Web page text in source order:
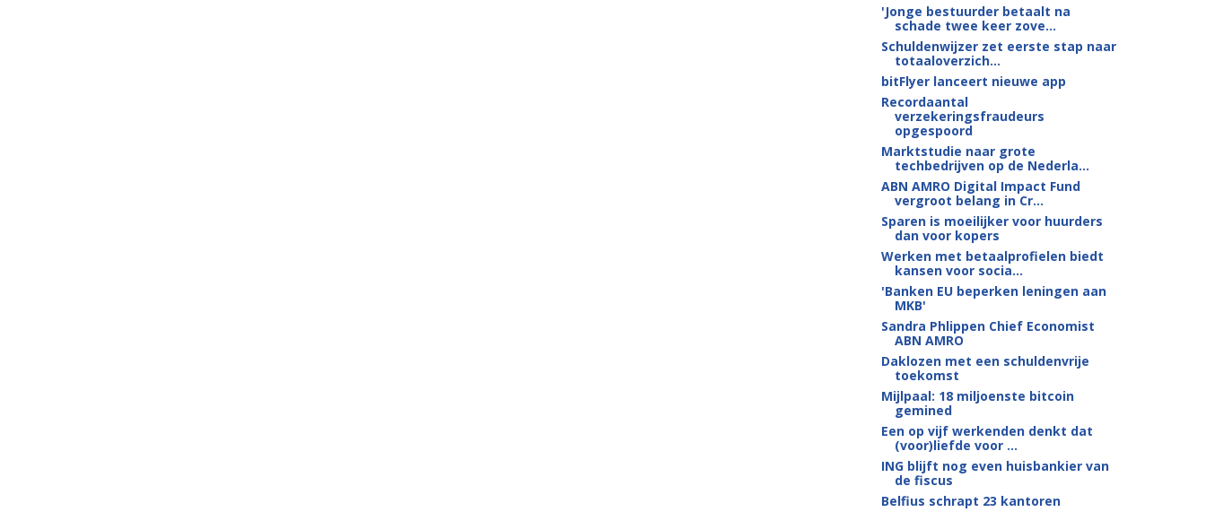
'Jonge bestuurder betaalt na
schade twee keer zove...
Schuldenwijzer zet eerste stap naar
totaaloverzich...
bitFlyer lanceert nieuwe app
Recordaantal
verzekeringsfraudeurs
opgespoord
Marktstudie naar grote
techbedrijven op de Nederla...
ABN AMRO Digital Impact Fund
vergroot belang in Cr...
Sparen is moeilijker voor huurders
dan voor kopers
Werken met betaalprofielen biedt
kansen voor socia...
'Banken EU beperken leningen aan
MKB'
Sandra Phlippen Chief Economist
ABN AMRO
Daklozen met een schuldenvrije
toekomst
Mijlpaal: 18 miljoenste bitcoin
gemined
Een op vijf werkenden denkt dat
(voor)liefde voor ...
ING blijft nog even huisbankier van
de fiscus
Belfius schrapt 23 kantoren